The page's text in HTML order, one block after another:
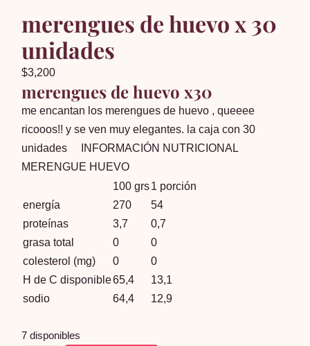
merengues de huevo x 30
unidades
$3,200
merengues de huevo x30
me encantan los merengues de huevo , queeee
ricooos!! y se ven muy elegantes. la caja con 30
unidades
INFORMACIÓN NUTRICIONAL
MERENGUE HUEVO
100 grs1 porción
energía
270
54
proteínas
3,7
0,7
grasa total
0
0
colesterol (mg)
0
0
H de C disponible65,4
13,1
sodio
64,4 12,9
7 disponibles